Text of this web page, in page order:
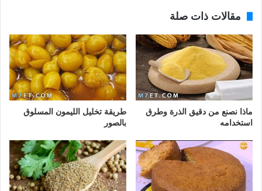
مقالات ذات صلة
ماذا نصنع من دقيق الذرة وطرق
استخدامه
طريقة تخليل الليمون المسلوق
بالصور